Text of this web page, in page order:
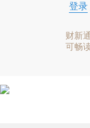
登录
财新
可畅